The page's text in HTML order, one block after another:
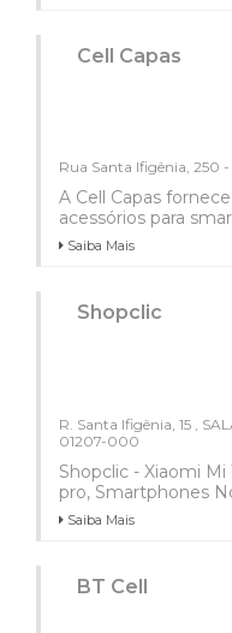
Cell Capas
Rua Santa Ifigênia, 250
A Cell Capas
acessórios para
Saiba Mais
Shopclic
R. Santa Ifigênia, 15 ,
01207-000
Shopclic - Xiaomi Mi
pro, Smartphones
Saiba Mais
BT Cell